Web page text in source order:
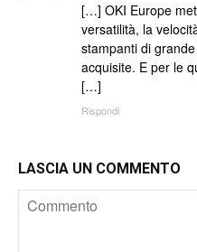
[…] OKI Europe
versatilità, la
stampanti di
acquisite. E per le
[…]
Rispondi
LASCIA UN COMMENTO